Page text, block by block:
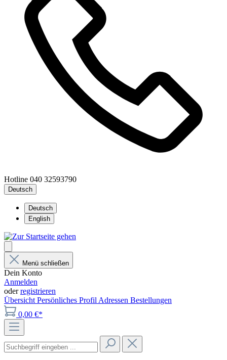
Hotline 040 32593790
Deutsch
Deutsch
English
Menü schließen
Dein Konto
Anmelden
oderregistrieren
Übersicht Persönliches Profil Adressen Bestellungen
0,00 €*